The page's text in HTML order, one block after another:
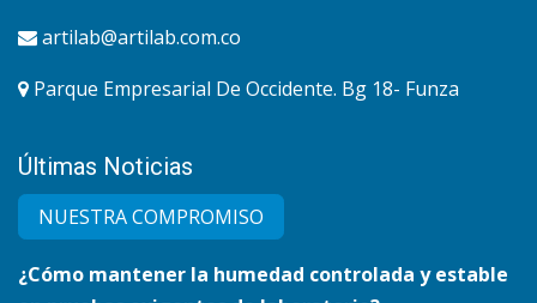
artilab@artilab.com.co
Parque Empresarial De Occidente. Bg 18- Funza
Últimas Noticias
NUESTRA COMPRO​MISO
¿Cómo mantener la humedad controlada y estable